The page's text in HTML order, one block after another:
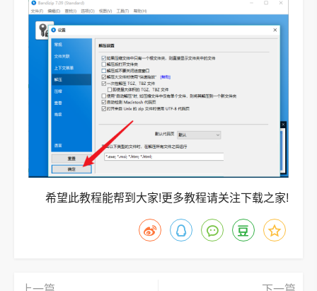
希望此教程能帮到大家!更多教程请关注下载之家!